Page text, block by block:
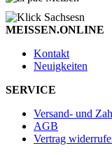
MEISSEN.ONLINE
Kontakt
Neuigkeiten
SERVICE
Versand- und
AGB
Vertrag